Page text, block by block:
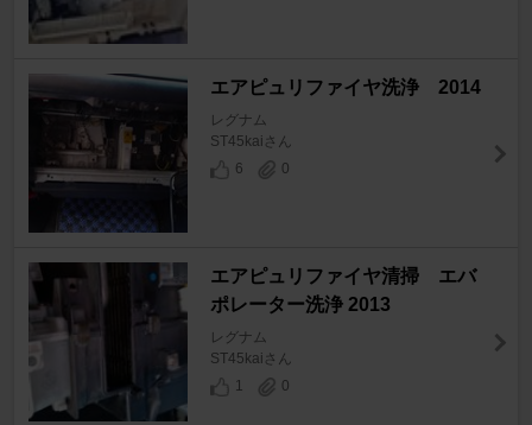
エアピュリファイヤ洗浄 2014
レグナム
ST45kaiさん
6
0
エアピュリファイヤ清掃 エバ
ポレーター洗浄 2013
レグナム
ST45kaiさん
1
0